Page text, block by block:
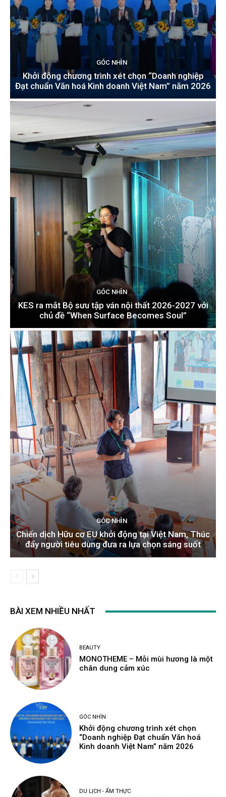
GÓC NHÌN
Khởi động chương trình xét chọn “Doanh nghiệp
Đạt chuẩn Văn hoá Kinh doanh Việt Nam” năm 2026
GÓC NHÌN
KES ra mắt Bộ sưu tập ván nội thất 2026-2027 với
chủ đề “When Surface Becomes Soul”
GÓC NHÌN
Chiến dịch Hữu cơ EU khởi động tại Việt Nam, Thúc
đẩy người tiêu dùng đưa ra lựa chọn sáng suốt
BÀI XEM NHIỀU NHẤT
BEAUTY
MONOTHEME – Mỗi mùi hương là một
chân dung cảm xúc
GÓC NHÌN
Khởi động chương trình xét chọn
“Doanh nghiệp Đạt chuẩn Văn hoá
Kinh doanh Việt Nam” năm 2026
DU LỊCH - ẨM THỰC